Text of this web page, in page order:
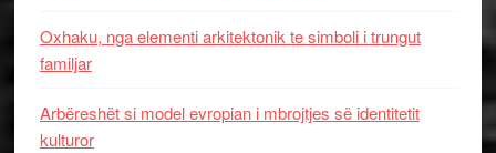
Oxhaku, nga elementi arkitektonik te simboli i trungut
familjar
Arbëreshët si model evropian i mbrojtjes së identitetit
kulturor